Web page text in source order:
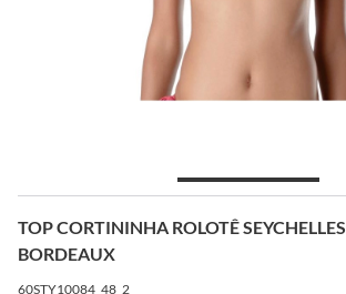
TOP CORTININHA ROLOTÊ SEYCHELLES
BORDEAUX
60STY10084_48_2